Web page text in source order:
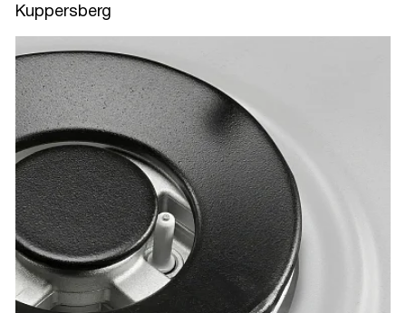
Kuppersberg